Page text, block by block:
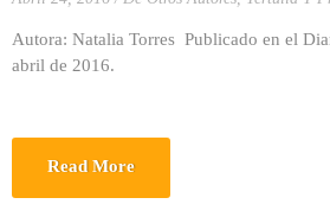
Autora: Natalia Torres Publicado en el
abril de 2016.
Read More